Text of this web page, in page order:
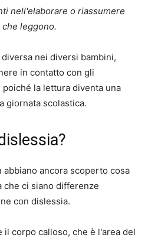
nell'elaborare o riassumere
che leggono.
nei diversi bambini,
in contatto con gli
la lettura diventa una
giornata scolastica.
ancora scoperto cosa
che ci siano differenze
con dislessia.
il corpo calloso, che è l'area del